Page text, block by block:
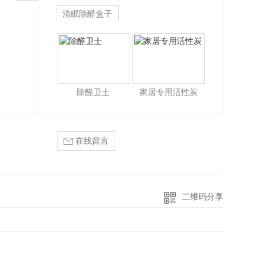
清眠除醛盒子
除醛卫士 家居专用活性炭
在线留言
二维码分享